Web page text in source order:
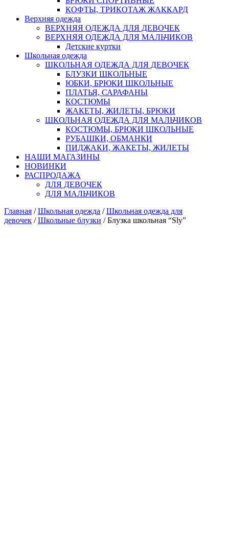
КОФТЫ, ТРИКОТАЖ ЖАККАРД
Верхняя одежда
ВЕРХНЯЯ ОДЕЖДА ДЛЯ ДЕВОЧЕК
ВЕРХНЯЯ ОДЕЖДА ДЛЯ МАЛЬЧИКОВ
Детские куртки
Школьная одежда
ШКОЛЬНАЯ ОДЕЖДА ДЛЯ ДЕВОЧЕК
БЛУЗКИ ШКОЛЬНЫЕ
ЮБКИ, БРЮКИ ШКОЛЬНЫЕ
ПЛАТЬЯ, САРАФАНЫ
КОСТЮМЫ
ЖАКЕТЫ, ЖИЛЕТЫ, БРЮКИ
ШКОЛЬНАЯ ОДЕЖДА ДЛЯ МАЛЬЧИКОВ
КОСТЮМЫ, БРЮКИ ШКОЛЬНЫЕ
РУБАШКИ, ОБМАНКИ
ПИДЖАКИ, ЖАКЕТЫ, ЖИЛЕТЫ
НАШИ МАГАЗИНЫ
НОВИНКИ
РАСПРОДАЖА
ДЛЯ ДЕВОЧЕК
ДЛЯ МАЛЬЧИКОВ
Главная /Школьная одежда /Школьная одежда для
девочек /Школьные блузки / Блузка школьная “Sly”